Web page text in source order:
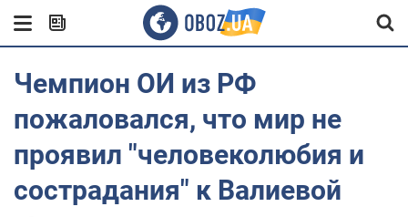
Чемпион ОИ из РФ
пожаловался, что мир не
проявил "человеколюбия и
сострадания" к Валиевой